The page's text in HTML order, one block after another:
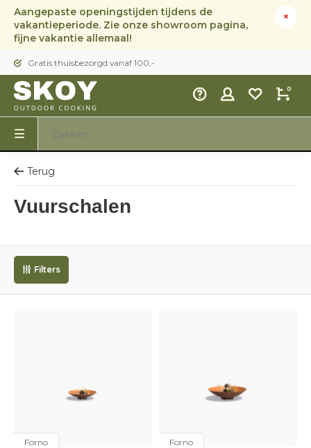
Aangepaste openingstijden tijdens de
vakantieperiode. Zie onze showroom pagina,
fijne vakantie allemaal!
Gratis thuisbezorgd vanaf 100,-
0
Terug
Vuurschalen
Filters
Forno Forno